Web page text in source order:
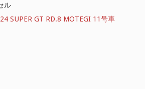
ル
SUPER GT RD.8 MOTEGI 11号車